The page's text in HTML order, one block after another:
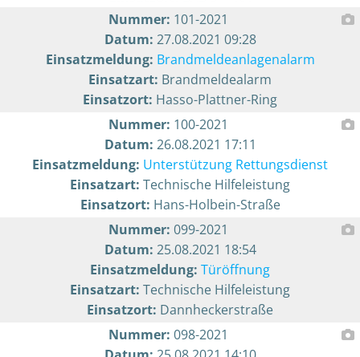
Nummer: 101-2021
Datum: 27.08.2021 09:28
Einsatzmeldung: Brandmeldeanlagenalarm
Einsatzart: Brandmeldealarm
Einsatzort: Hasso-Plattner-Ring
Nummer: 100-2021
Datum: 26.08.2021 17:11
Einsatzmeldung: Unterstützung Rettungsdienst
Einsatzart: Technische Hilfeleistung
Einsatzort: Hans-Holbein-Straße
Nummer: 099-2021
Datum: 25.08.2021 18:54
Einsatzmeldung: Türöffnung
Einsatzart: Technische Hilfeleistung
Einsatzort: Dannheckerstraße
Nummer: 098-2021